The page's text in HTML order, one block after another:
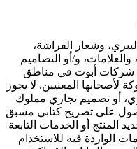
ليبري، وشعار الفراشة،
و/أو التصاميم
شركات أبوت في مناطق
لأصحابها المعنيين. لا يجوز
أو تصميم تجاري مملوك
على تصريح كتابي مسبق
المنتج أو الخدمات التابعة
الواردة فيه للاستخدام